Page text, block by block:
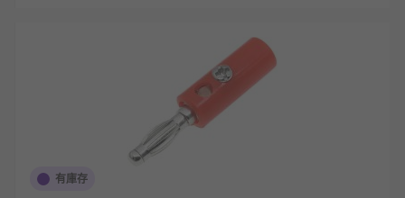
混音器：連接麥克風、樂器等音源。
電源供應器：提供穩定的電源。
：產生各種函數訊號。
工業控制設備：
PLC：用於工業自動化控制。
有庫存